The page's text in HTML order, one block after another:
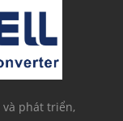
phát triển,